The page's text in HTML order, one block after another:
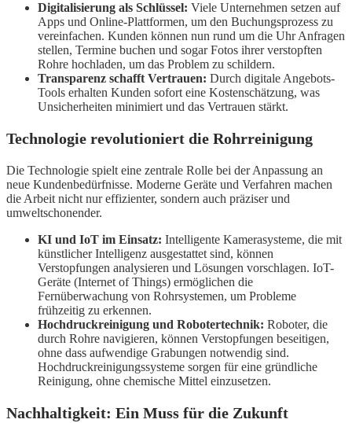
Digitalisierung als Schlüssel: Viele Unternehmen setzen auf
Apps und Online-Plattformen, um den Buchungsprozess zu
vereinfachen. Kunden können nun rund um die Uhr Anfragen
stellen, Termine buchen und sogar Fotos ihrer verstopften
Rohre hochladen, um das Problem zu schildern.
Transparenz schafft Vertrauen: Durch digitale Angebots-
Tools erhalten Kunden sofort eine Kostenschätzung, was
Unsicherheiten minimiert und das Vertrauen stärkt.
Technologie revolutioniert die Rohrreinigung
Die Technologie spielt eine zentrale Rolle bei der Anpassung an
neue Kundenbedürfnisse. Moderne Geräte und Verfahren machen
die Arbeit nicht nur effizienter, sondern auch präziser und
umweltschonender.
KI und IoT im Einsatz: Intelligente Kamerasysteme, die mit
künstlicher Intelligenz ausgestattet sind, können
Verstopfungen analysieren und Lösungen vorschlagen. IoT-
Geräte (Internet of Things) ermöglichen die
Fernüberwachung von Rohrsystemen, um Probleme
frühzeitig zu erkennen.
Hochdruckreinigung und Robotertechnik: Roboter, die
durch Rohre navigieren, können Verstopfungen beseitigen,
ohne dass aufwendige Grabungen notwendig sind.
Hochdruckreinigungssysteme sorgen für eine gründliche
Reinigung, ohne chemische Mittel einzusetzen.
Nachhaltigkeit: Ein Muss für die Zukunft